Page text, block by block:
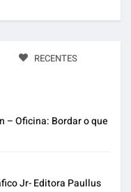
RECENTES
– Oficina: Bordar o que
Jr- Editora Paullus